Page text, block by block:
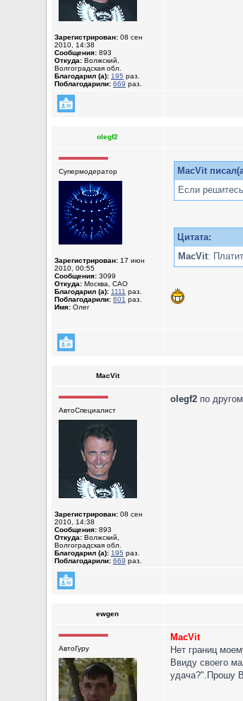
Зарегистрирован: 08 сен
2010, 14:38
Сообщения: 893
Откуда: Волжский,
Волгоградская обл.
Благодарил (а): 195 раз.
Поблагодарили: 669 раз.
olegf2
Супермодератор
Зарегистрирован: 17 июн
2010, 00:55
Сообщения: 3099
Откуда: Москва, САО
Благодарил (а): 1111 раз.
Поблагодарили: 601 раз.
Имя: Олег
MacVit
Если
Цитата:
MacVit:
MacVit
АвтоСпециалист
Зарегистрирован: 08 сен
2010, 14:38
Сообщения: 893
Откуда: Волжский,
Волгоградская обл.
Благодарил (а): 195 раз.
Поблагодарили: 669 раз.
olegf2 по
ewgen
АвтоГуру
MacVit
Нет границ
Ввиду своего
удача?".Прошу